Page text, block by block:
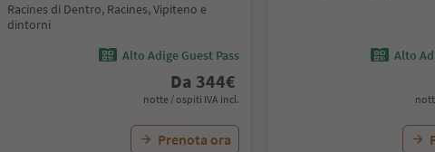
Racines di Dentro, Racines, Vipiteno e
dintorni
Alto Adige Guest Pass
Da 344€
notte / ospiti IVA incl.
Prenota ora
Alto